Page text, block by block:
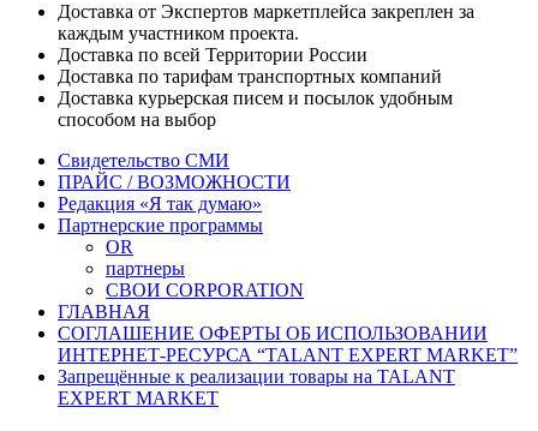
Доставка от Экспертов маркетплейса закреплен за
каждым участником проекта.
Доставка по всей Территории России
Доставка по тарифам транспортных компаний
Доставка курьерская писем и посылок удобным
способом на выбор
Свидетельство СМИ
ПРАЙС / ВОЗМОЖНОСТИ
Редакция «Я так думаю»
Партнерские программы
OR
партнеры
СВОИ CORPORATION
ГЛАВНАЯ
СОГЛАШЕНИЕ ОФЕРТЫ ОБ ИСПОЛЬЗОВАНИИ
ИНТЕРНЕТ-РЕСУРСА “TALANT EXPERT MARKET”
Запрещённые к реализации товары на TALANT
EXPERT MARKET